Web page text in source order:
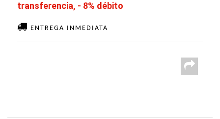
transferencia, - 8% débito
ENTREGA INMEDIATA